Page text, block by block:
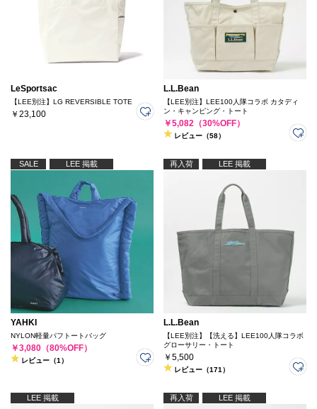
LeSportsac
【LEE別注】LG REVERSIBLE TOTE
￥23,100
L.L.Bean
【LEE別注】LEE100人隊コラボ カタディ
ン・キャンピング・トート
￥5,082（30%OFF）
レビュー（58）
SALE LEE 掲載
YAHKI
NYLON軽量パフトートバッグ
￥3,080（80%OFF）
レビュー（1）
再入荷 LEE 掲載
L.L.Bean
【LEE別注】【洗える】LEE100人隊コラボ
グローサリー・トート
￥5,500
レビュー（171）
LEE 掲載 再入荷 LEE 掲載